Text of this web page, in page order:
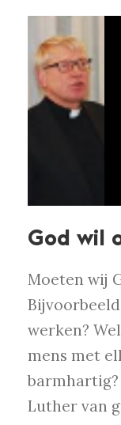
God wil
Moeten wij
werken?
mens met
Luther van